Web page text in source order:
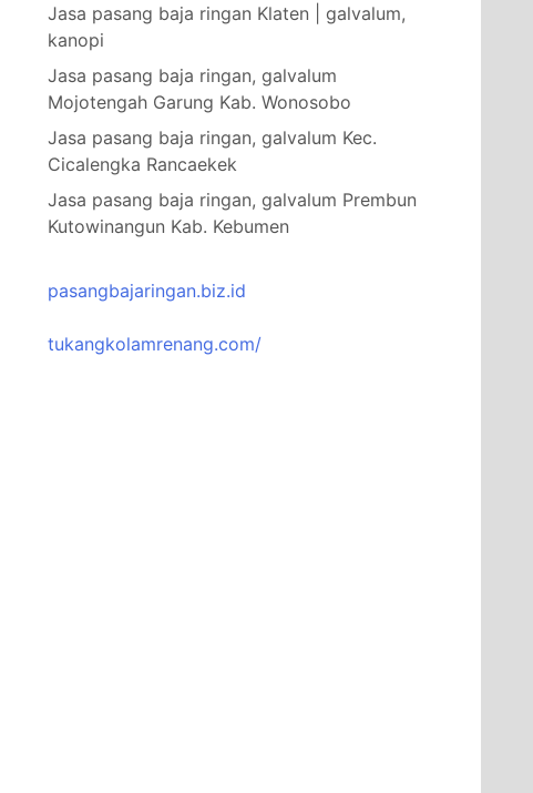
Jasa pasang baja ringan Klaten | galvalum,
kanopi
Jasa pasang baja ringan, galvalum
Mojotengah Garung Kab. Wonosobo
Jasa pasang baja ringan, galvalum Kec.
Cicalengka Rancaekek
Jasa pasang baja ringan, galvalum Prembun
Kutowinangun Kab. Kebumen
pasangbajaringan.biz.id
tukangkolamrenang.com/